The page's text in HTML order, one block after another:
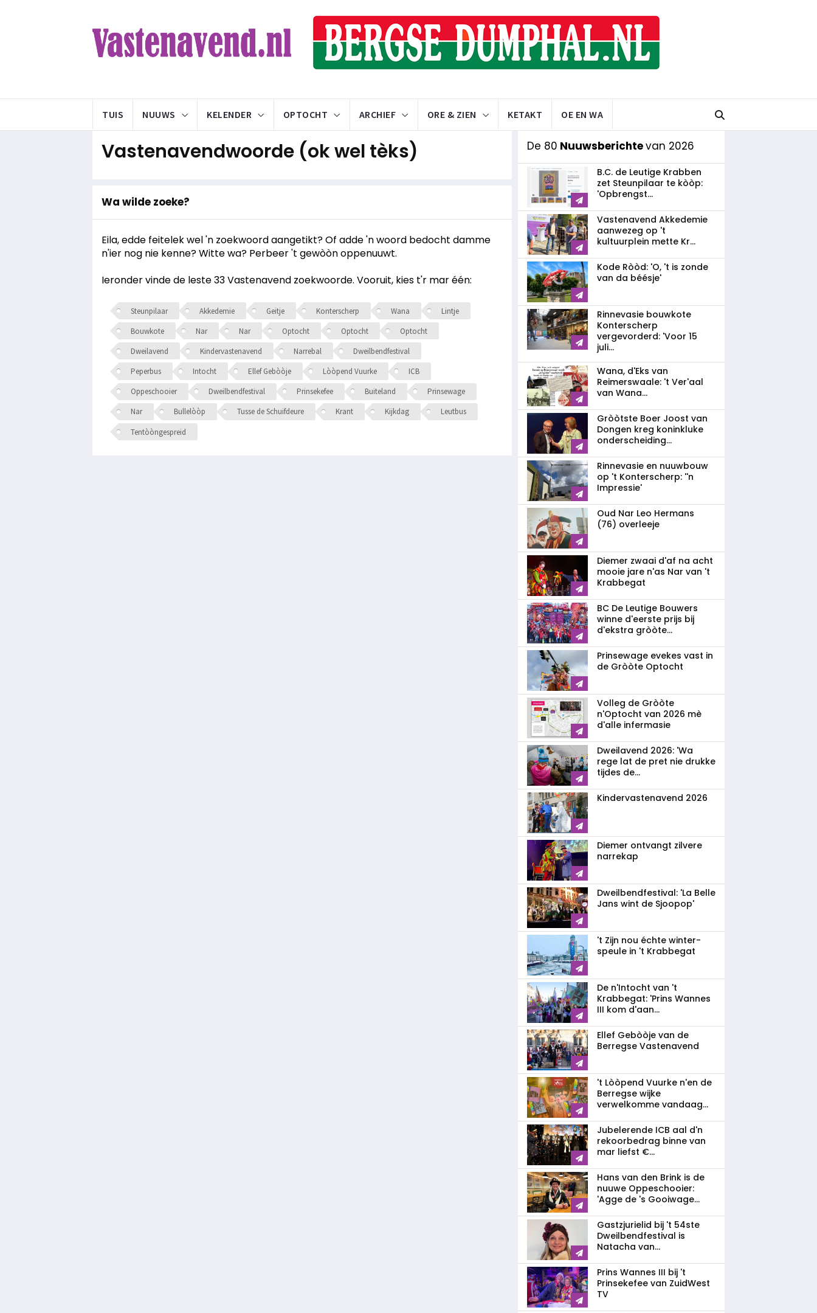
TUIS NUUWS KELENDER OPTOCHT ARCHIEF ORE & ZIEN KETAKT OE EN WA
Vastenavendwoorde (ok wel tèks)
Wa wilde zoeke?
Eila, edde feitelek wel 'n zoekwoord aangetikt? Of adde 'n woord bedocht damme
n'ier nog nie kenne? Witte wa? Perbeer 't gewòòn oppenuuwt.
Ieronder vinde de leste 33 Vastenavend zoekwoorde. Vooruit, kies t'r mar één:
Steunpilaar Akkedemie Geitje Konterscherp Wana
Lintje
Bouwkote
Nar Nar Optocht Optocht
Optocht
Dweilavend
Kindervastenavend Narrebal
Dweilbendfestival
Peperbus
Intocht Ellef Gebòòje Lòòpend Vuurke
ICB
Oppeschooier
Dweilbendfestival Prinsekefee Buiteland
Prinsewage
Nar
Bullelòòp Tusse de Schuifdeure Krant Kijkdag
Leutbus
Tentòòngespreid
De 80 Nuuwsberichtevan 2026
B.C. de Leutige Krabben
zet Steunpilaar te kòòp:
'Opbrengst...
Vastenavend Akkedemie
aanwezeg op 't
kultuurplein mette Kr...
Kode Ròòd: 'O, 't is zonde
van da béésje'
Rinnevasie bouwkote
Konterscherp
vergevorderd: 'Voor 15
juli...
Wana, d'Eks van
Reimerswaale: 't Ver'aal
van Wana...
Gròòtste Boer Joost van
Dongen kreg koninkluke
onderscheiding...
Rinnevasie en nuuwbouw
op 't Konterscherp: ''n
Impressie'
Oud Nar Leo Hermans
(76) overleeje
Diemer zwaai d'af na acht
mooie jare n'as Nar van 't
Krabbegat
BC De Leutige Bouwers
winne d'eerste prijs bij
d'ekstra gròòte...
Prinsewage evekes vast in
de Gròòte Optocht
Volleg de Gròòte
n'Optocht van 2026 mè
d'alle infermasie
Dweilavend 2026: 'Wa
rege lat de pret nie drukke
tijdes de...
Kindervastenavend 2026
Diemer ontvangt zilvere
narrekap
Dweilbendfestival: 'La Belle
Jans wint de Sjoopop'
't Zijn nou échte winter-
speule in 't Krabbegat
De n'Intocht van 't
Krabbegat: 'Prins Wannes
III kom d'aan...
Ellef Gebòòje van de
Berregse Vastenavend
't Lòòpend Vuurke n'en de
Berregse wijke
verwelkomme vandaag...
Jubelerende ICB aal d'n
rekoorbedrag binne van
mar liefst €...
Hans van den Brink is de
nuuwe Oppeschooier:
'Agge de 's Gooiwage...
Gastzjurielid bij 't 54ste
Dweilbendfestival is
Natacha van...
Prins Wannes III bij 't
Prinsekefee van ZuidWest
TV